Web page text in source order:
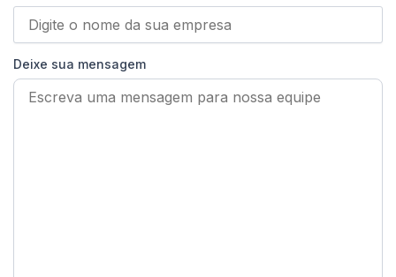
Deixe sua mensagem